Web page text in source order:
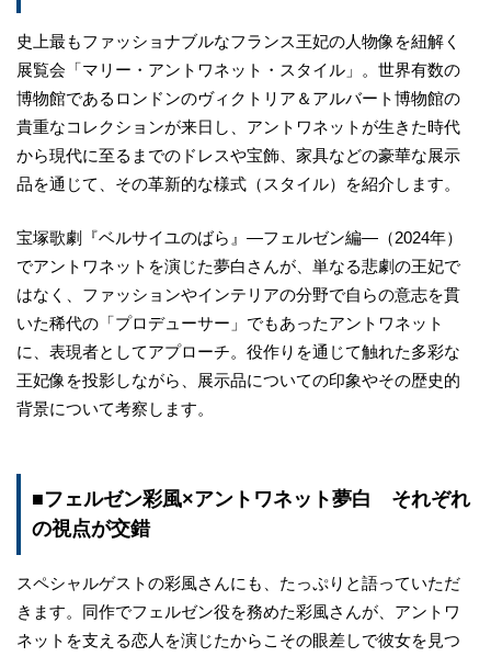
史上最もファッショナブルなフランス王妃の人物像を紐解く
展覧会「マリー・アントワネット・スタイル」。世界有数の
博物館であるロンドンのヴィクトリア＆アルバート博物館の
貴重なコレクションが来日し、アントワネットが生きた時代
から現代に至るまでのドレスや宝飾、家具などの豪華な展示
品を通じて、その革新的な様式（スタイル）を紹介します。
宝塚歌劇『ベルサイユのばら』―フェルゼン編―（2024年）
でアントワネットを演じた夢白さんが、単なる悲劇の王妃で
はなく、ファッションやインテリアの分野で自らの意志を貫
いた稀代の「プロデューサー」でもあったアントワネット
に、表現者としてアプローチ。役作りを通じて触れた多彩な
王妃像を投影しながら、展示品についての印象やその歴史的
背景について考察します。
■フェルゼン彩風×アントワネット夢白 それぞれ
の視点が交錯
スペシャルゲストの彩風さんにも、たっぷりと語っていただ
きます。同作でフェルゼン役を務めた彩風さんが、アントワ
ネットを支える恋人を演じたからこその眼差しで彼女を見つ